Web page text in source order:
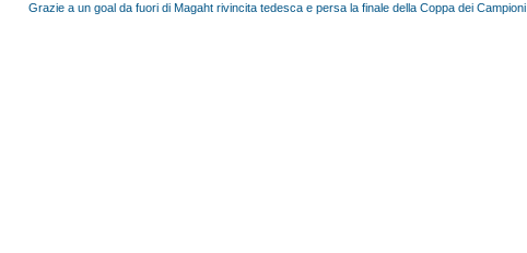
Grazie a un goal da fuori di Magaht rivincita tedesca e persa la finale della Coppa dei Campioni